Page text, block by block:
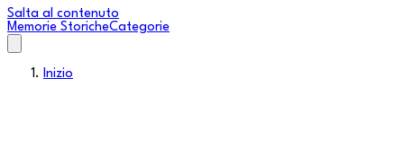
Salta al contenuto
Memorie StoricheCategorie
Inizio